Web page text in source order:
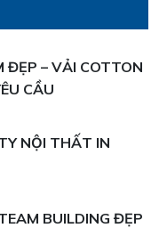
ĐẸP – VẢI COTTON
CẦU
NỘI THẤT IN
BUILDING ĐẸP